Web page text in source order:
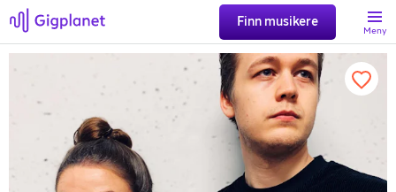
Finn musikere
Meny
Favoritter